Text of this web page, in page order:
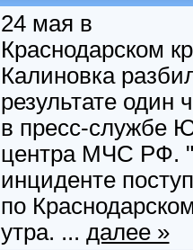
24 мая в
Краснодарском
Калиновка
результате один
в пресс-службе
центра МЧС РФ.
инциденте
по
утра. ... далее »